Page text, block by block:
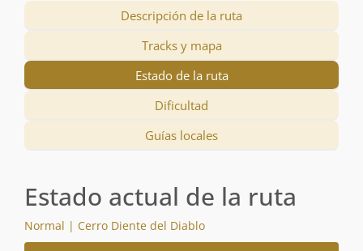
Descripción de la ruta
Tracks y mapa
Estado de la ruta
Dificultad
Guías locales
Estado actual de la ruta
Normal | Cerro Diente del Diablo